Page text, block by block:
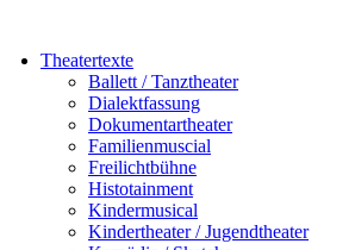
Theatertexte
Ballett / Tanztheater
Dialektfassung
Dokumentartheater
Familienmuscial
Freilichtbühne
Histotainment
Kindermusical
Kindertheater / Jugendtheater